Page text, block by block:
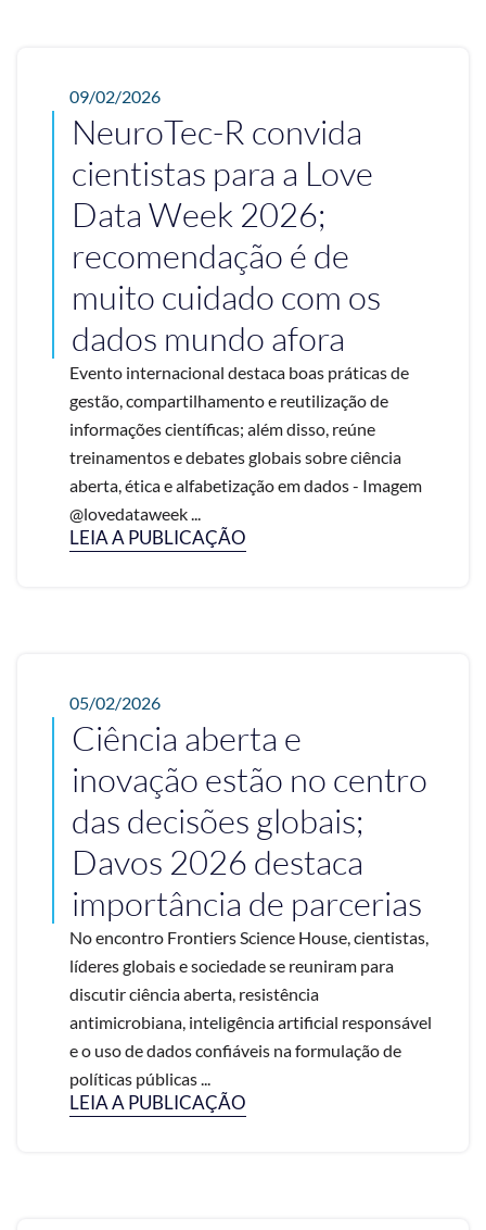
09/02/2026
NeuroTec-R convida
cientistas para a Love
Data Week 2026;
recomendação é de
muito cuidado com os
dados mundo afora
Evento internacional destaca boas práticas de
gestão, compartilhamento e reutilização de
informações científicas; além disso, reúne
treinamentos e debates globais sobre ciência
aberta, ética e alfabetização em dados - Imagem
@lovedataweek ...
LEIA A PUBLICAÇÃO
05/02/2026
Ciência aberta e
inovação estão no centro
das decisões globais;
Davos 2026 destaca
importância de parcerias
No encontro Frontiers Science House, cientistas,
líderes globais e sociedade se reuniram para
discutir ciência aberta, resistência
antimicrobiana, inteligência artificial responsável
e o uso de dados confiáveis na formulação de
políticas públicas ...
LEIA A PUBLICAÇÃO